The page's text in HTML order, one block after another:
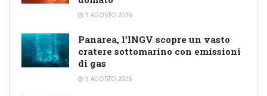
5 AGOSTO 2026
Panarea, l’INGV scopre un vasto
cratere sottomarino con emissioni
di gas
5 AGOSTO 2026